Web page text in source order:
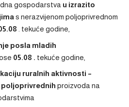
gospodarstva u izrazito
s nerazvijenom poljoprivrednom
tekuće godine,
posla mladih
05.08 . tekuće godine,
ruralnih aktivnosti –
proizvoda na